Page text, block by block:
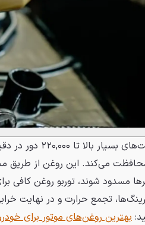
توربو با
می‌کند. این روغن از طریق
مسدود شوند، توربو روغن کافی
تجمع حرارت و در نهایت
بهترین روغن‌های موتور برای